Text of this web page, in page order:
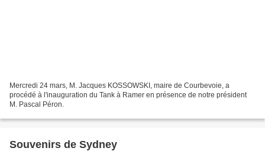
Mercredi 24 mars, M. Jacques KOSSOWSKI, maire de Courbevoie, a
procédé à l'inauguration du Tank à Ramer en présence de notre président
M. Pascal Péron.
Souvenirs de Sydney